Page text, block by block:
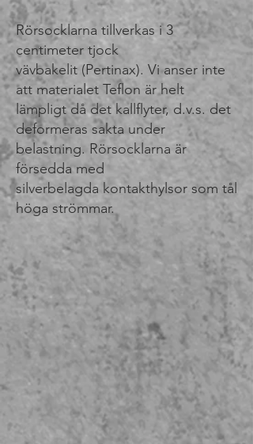
Rörsocklarna tillverkas i 3
centimeter tjock
vävbakelit (Pertinax). Vi anser inte
att materialet Teflon är helt
lämpligt då det kallflyter, d.v.s. det
deformeras sakta under
belastning. Rörsocklarna är
försedda med
silverbelagda kontakthylsor som tål
höga strömmar.